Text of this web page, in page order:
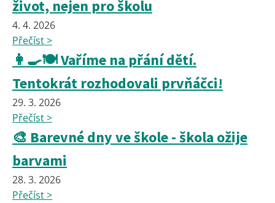
život, nejen pro školu
4. 4. 2026
Přečíst >
👩‍🍳🍽️ Vaříme na přání dětí.
Tentokrát rozhodovali prvňáčci!
29. 3. 2026
Přečíst >
🎨 Barevné dny ve škole - škola ožije
barvami
28. 3. 2026
Přečíst >